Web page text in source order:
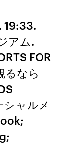
19:33.
アム.
FOR
るなら
シャルメ